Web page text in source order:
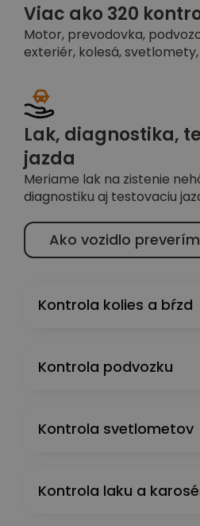
Viac ako 320
Motor, prevodovka,
exteriér, kolesá,
Lak, diagnostika,
jazda
Meriame lak na zistenie
diagnostiku aj testovaciu
Ako vozidlo
Kontrola kolies a bŕzd
Kontrola podvozku
Kontrola svetlometov
Kontrola laku a